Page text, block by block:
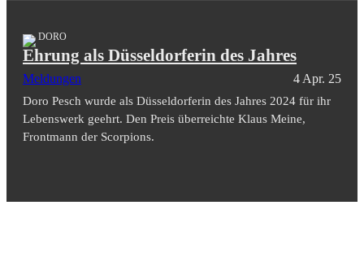
DORO
Ehrung als Düsseldorferin des Jahres
Meldungen 4 Apr. 25
Doro Pesch wurde als Düsseldorferin des Jahres 2024 für ihr
Lebenswerk geehrt. Den Preis überreichte Klaus Meine,
Frontmann der Scorpions.